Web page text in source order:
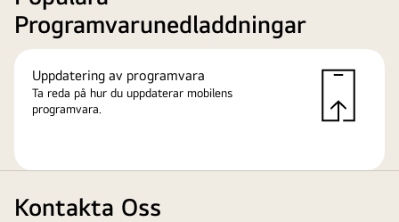
Programvarunedladdningar
Uppdatering av programvara
Ta reda på hur du uppdaterar mobilens
programvara.
Kontakta Oss